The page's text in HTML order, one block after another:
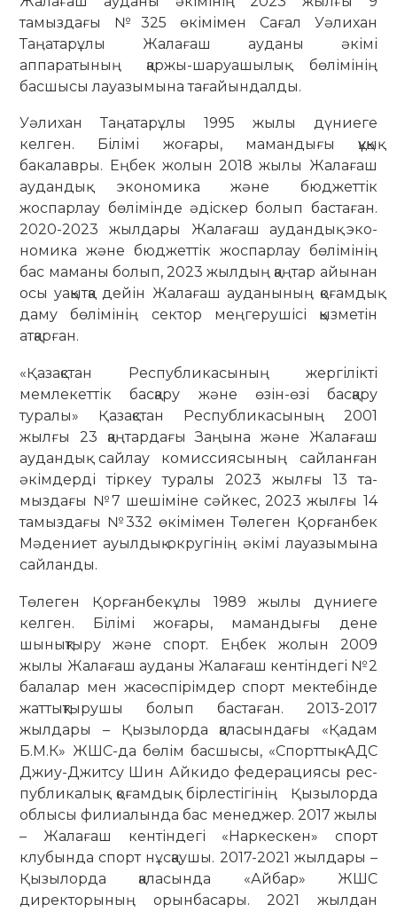
тамыздағы №325 өкімімен Са­ғал Уәлихан
Таңатарұлы Жалағаш ау­да­ны әкімі
аппаратының қаржы-ша­руа­­шы­лық бөлімінің
басшысы лауа­зымына та­ғайындалды.
Уәлихан Таңатарұлы 1995 жылы дүниеге
келген. Білімі жоғары, ма­ман­дығы құқық
бакалавры. Еңбек жо­лын 2018 жылы Жалағаш
аудандық эко­номика және бюджеттік
жоспарлау бө­лімінде әдіскер болып бастаған.
2020-2023 жылдары Жалағаш аудандық эко­
номика және бюджеттік жоспарлау бөлімінің
бас маманы болып, 2023 жыл­дың қаңтар айынан
осы уақытқа дейін Жалағаш ауданының қоғамдық
даму бөлімінің сектор меңгерушісі қыз­метін
атқарған.
«Қазақстан Республикасының жер­гілікті
мемлекеттік басқару және өзін-өзі басқару
туралы» Қазақстан Респуб­ли­касының 2001
жылғы 23 қаңтардағы Заңына және Жалағаш
аудандық сай­лау комиссиясының сайланған
әкім­дерді тіркеу туралы 2023 жылғы 13 та­
мыздағы №7 шешіміне сәйкес, 2023 жылғы 14
тамыздағы №332 өкімімен Төлеген Қорғанбек
Мәдениет ауылдық округінің әкімі лауазымына
сайланды.
Төлеген Қорғанбекұлы 1989 жылы дүниеге
келген. Білімі жоғары, маман­дығы дене
шынықтыру және спорт. Еңбек жолын 2009
жылы Жалағаш ауданы Жалағаш кентіндегі №2
балалар мен жасөспірімдер спорт мектебінде
жаттықтырушы болып бастаған. 2013-2017
жылдары – Қызылорда қала­сындағы «Қадам
Б.М.К» ЖШС-да бө­лім басшысы, «Спорттық АДС
Джиу-Джитсу Шин Айкидо федерациясы рес­­
публикалық қоғамдық бірлестігінің Қы­зылорда
облысы филиалында бас менеджер. 2017 жылы
– Жалағаш кен­тіндегі «Наркескен» спорт
клубында спорт нұсқаушы. 2017-2021 жылдары –
Қызылорда қаласында «Айбар» ЖШС
директорының орынбасары. 2021 жыл­дан